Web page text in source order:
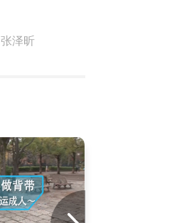
张泽昕